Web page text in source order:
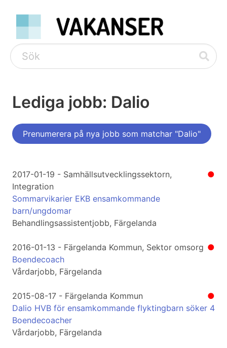
Lediga jobb: Dalio
Prenumerera på nya jobb som matchar "Dalio"
●
2017-01-19 - Samhällsutvecklingssektorn,
Integration
Sommarvikarier EKB ensamkommande
barn/ungdomar
Behandlingsassistentjobb, Färgelanda
●
2016-01-13 - Färgelanda Kommun, Sektor omsorg
Boendecoach
Vårdarjobb, Färgelanda
●
2015-08-17 - Färgelanda Kommun
Dalio HVB för ensamkommande flyktingbarn söker 4
Boendecoacher
Vårdarjobb, Färgelanda